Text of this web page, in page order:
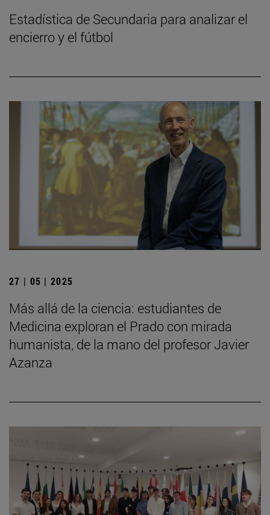
Estadística de Secundaria para analizar el
encierro y el fútbol
27 | 05 | 2025
Más allá de la ciencia: estudiantes de
Medicina exploran el Prado con mirada
humanista, de la mano del profesor Javier
Azanza